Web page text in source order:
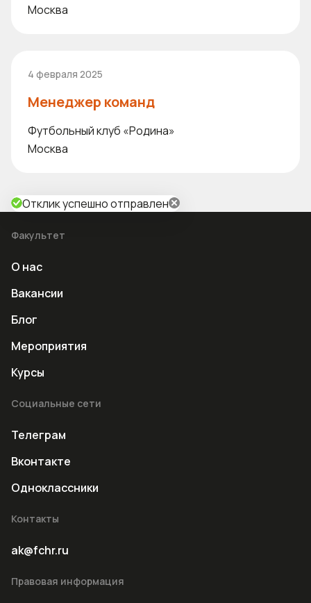
Москва
4 февраля 2025
Менеджер команд
Футбольный клуб «Родина»
Москва
Отклик успешно отправлен
Факультет
О нас
Вакансии
Блог
Мероприятия
Курсы
Социальные сети
Телеграм
Вконтакте
Одноклассники
Контакты
ak@fchr.ru
Правовая информация